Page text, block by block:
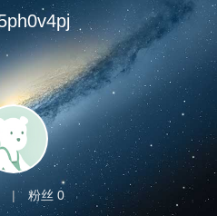
| 粉丝 0